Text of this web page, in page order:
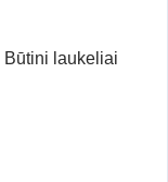
Būtini laukeliai